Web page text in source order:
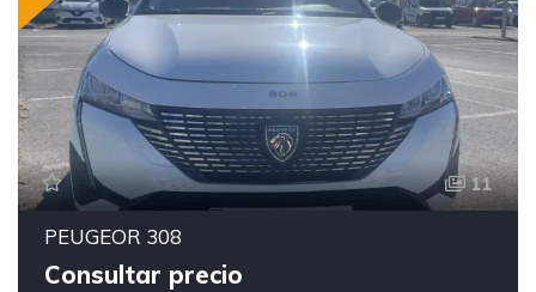
11
PEUGEOR 308
Consultar precio